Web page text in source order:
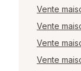
Vente
Vente
Vente
Vente